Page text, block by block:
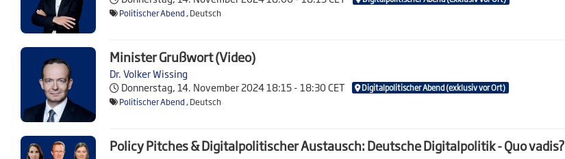
Politischer Abend, Deutsch
Minister Grußwort (Video)
Dr. Volker Wissing
Donnerstag, 14. November 202418:15 - 18:30 CET Digitalpolitischer Abend (exklusiv vor Ort)
Politischer Abend, Deutsch
Policy Pitches & Digitalpolitischer Austausch: Deutsche Digitalpolitik - Quo vadis?